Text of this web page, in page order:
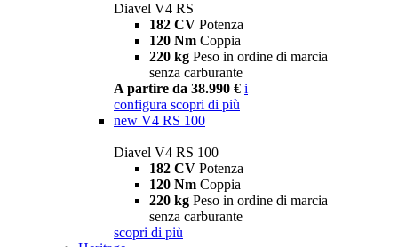
Diavel V4 RS
182 CV Potenza
120 Nm Coppia
220 kg Peso in ordine di marcia
senza carburante
A partire da 38.990 € i
configura scopri di più
new V4 RS 100
Diavel V4 RS 100
182 CV Potenza
120 Nm Coppia
220 kg Peso in ordine di marcia
senza carburante
scopri di più